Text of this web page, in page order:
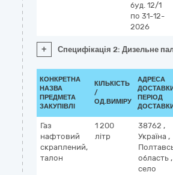
буд. 12/1
по 31-12-
2026
+ Специфікація 2: Дизельне
КОНКРЕТНА
НАЗВА
ПРЕДМЕТА
ЗАКУПІВЛІ
КІЛЬКІСТЬ
/
ОД.ВИМІРУ
АДРЕСА
ПЕРІОД
Газ
нафтовий
скраплений,
талон
1 200
літр
38762 ,
Україна ,
область ,
село